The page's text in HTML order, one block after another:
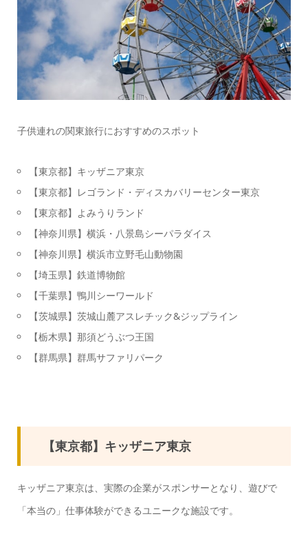
子供連れの関東旅行におすすめのスポット
【東京都】キッザニア東京
【東京都】レゴランド・ディスカバリーセンター東京
【東京都】よみうりランド
【神奈川県】横浜・八景島シーパラダイス
【神奈川県】横浜市立野毛山動物園
【埼玉県】鉄道博物館
【千葉県】鴨川シーワールド
【茨城県】茨城山麓アスレチック&ジップライン
【栃木県】那須どうぶつ王国
【群馬県】群馬サファリパーク
【東京都】キッザニア東京
キッザニア東京は、実際の企業がスポンサーとなり、遊びで
「本当の」仕事体験ができるユニークな施設です。